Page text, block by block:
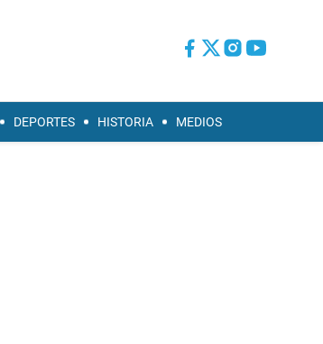
DEPORTES HISTORIA MEDIOS